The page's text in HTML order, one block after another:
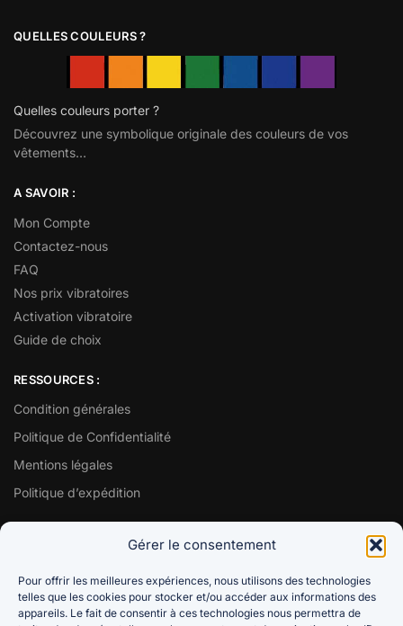
Gérer le consentement
Pour offrir les meilleures expériences, nous utilisons des technologies
telles que les cookies pour stocker et/ou accéder aux informations des
appareils. Le fait de consentir à ces technologies nous permettra de
QUELLES COULEURS ?
Quelles couleurs porter ?
Découvrez une symbolique originale des couleurs de vos
vêtements…
A SAVOIR :
Mon Compte
Contactez-nous
FAQ
Nos prix vibratoires
Activation vibratoire
Guide de choix
RESSOURCES :
Condition générales
Politique de Confidentialité
Mentions légales
Politique d’expédition
VOS AVIS COMPTENT :
★★★★★
« Bien heureux d’avoir trouvé cette boutique éthique et